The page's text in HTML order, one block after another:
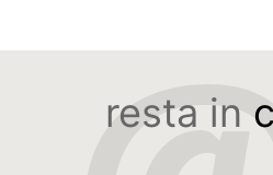
resta in